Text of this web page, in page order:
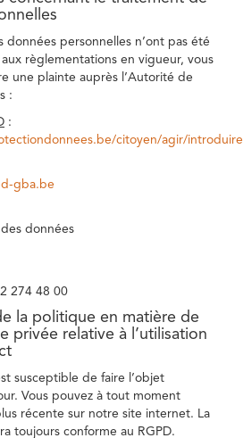
données personnelles n’ont pas été
règlementations en vigueur, vous
une plainte auprès l’Autorité de
:
:
citoyen/agir/
gba.be
données
274 48 00
la politique en matière de
privée relative à l’utilisation
susceptible de faire l’objet
Vous pouvez à tout moment
récente sur notre site internet. La
toujours conforme au RGPD.